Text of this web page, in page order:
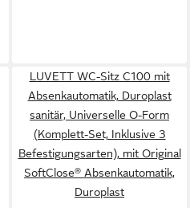
LUVETT WC-Sitz C100 mit
Absenkautomatik, Duroplast
sanitär, Universelle O-Form
(Komplett-Set, Inklusive 3
Befestigungsarten), mit Original
SoftClose® Absenkautomatik,
Duroplast